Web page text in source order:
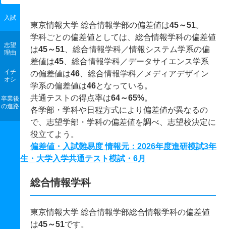
入試
志望
理由
イチ
オシ
卒業後
の進路
東京情報大学 総合情報学部の偏差値は45～51。
学科ごとの偏差値としては、総合情報学科の偏差値
は45～51 、総合情報学科／情報システム学系の偏
差値は45 、総合情報学科／データサイエンス学系
の偏差値は46 、総合情報学科／メディアデザイン
学系の偏差値は46となっている。
共通テストの得点率は64～65%。
各学部・学科や日程方式により偏差値が異なるの
で、志望学部・学科の偏差値を調べ、志望校決定に
役立てよう。
偏差値・入試難易度 情報元：2026年度進研模試3年
生・大学入学共通テスト模試・6月
総合情報学科
東京情報大学 総合情報学部総合情報学科の偏差値
は45～51です。